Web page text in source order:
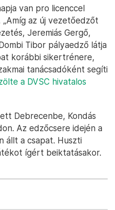
van pro licenccel
az új vezetőedzőt
Jeremiás Gergő,
Tibor pályaedző látja
korábbi sikertrénere,
tanácsadóként segíti
a DVSC hivatalos
Debrecenbe, Kondás
Az edzőcsere idején a
állt a csapat. Huszti
ígért beiktatásakor.